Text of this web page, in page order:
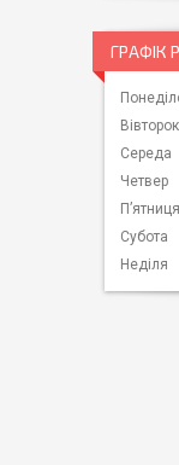
ГРАФІК
Вівторок
Середа
Четвер
Пʼятниця
Субота
Неділя